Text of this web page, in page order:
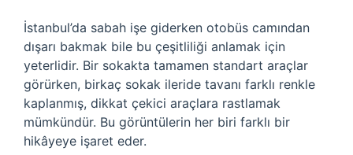
İstanbul’da sabah işe giderken otobüs camından
dışarı bakmak bile bu çeşitliliği anlamak için
yeterlidir. Bir sokakta tamamen standart araçlar
görürken, birkaç sokak ileride tavanı farklı renkle
kaplanmış, dikkat çekici araçlara rastlamak
mümkündür. Bu görüntülerin her biri farklı bir
hikâyeye işaret eder.